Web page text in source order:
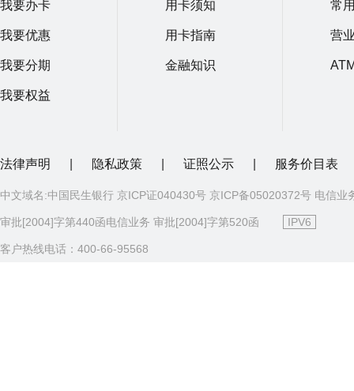
我要办卡
我要优惠
我要分期
我要权益
用卡须知
用卡指南
金融知识
常
营
法律声明 隐私政策 证照公示 服务价目表
中文域名:中国民生银行 京ICP证040430号 京ICP备05020372号 电信业
审批[2004]字第440函电信业务 审批[2004]字第520函 IPV6
客户热线电话：400-66-95568